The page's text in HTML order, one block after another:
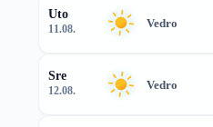
Uto
11.08. Vedro
Sre
12.08. Vedro